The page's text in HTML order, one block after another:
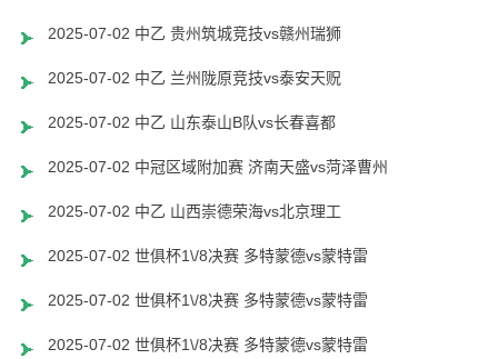
2025-07-02 中乙 贵州筑城竞技vs赣州瑞狮
2025-07-02 中乙 兰州陇原竞技vs泰安天贶
2025-07-02 中乙 山东泰山B队vs长春喜都
2025-07-02 中冠区域附加赛 济南天盛vs菏泽曹州
2025-07-02 中乙 山西崇德荣海vs北京理工
2025-07-02 世俱杯1\/8决赛 多特蒙德vs蒙特雷
2025-07-02 世俱杯1\/8决赛 多特蒙德vs蒙特雷
2025-07-02 世俱杯1\/8决赛 多特蒙德vs蒙特雷